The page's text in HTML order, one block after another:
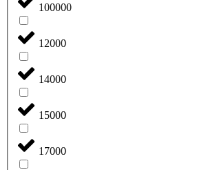
100000
12000
14000
15000
17000